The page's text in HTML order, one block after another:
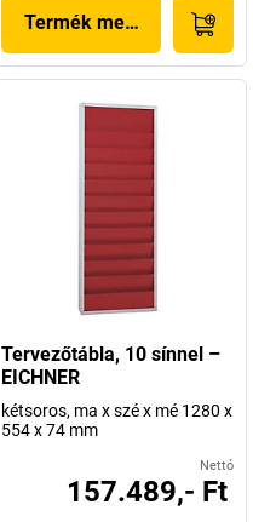
Termék megjelenítése
Tervezőtábla, 10 sínnel –
EICHNER
kétsoros, ma x szé x mé 1280 x
554 x 74 mm
Nettó
157.489,- Ft